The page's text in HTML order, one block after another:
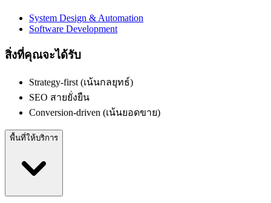
System Design & Automation
Software Development
สิ่งที่คุณจะได้รับ
Strategy-first (เน้นกลยุทธ์)
SEO สายยั่งยืน
Conversion-driven (เน้นยอดขาย)
พื้นที่ให้บริการ